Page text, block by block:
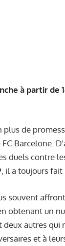
à partir de
de
Barcelone.
duels contre
il a toujours
souvent
obtenant un
autres qui
et à